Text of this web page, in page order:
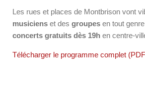
Les rues et places de Montbrison vont
musiciens et des groupes en tout
concerts gratuits dès 19h en centre-
Télécharger le programme complet